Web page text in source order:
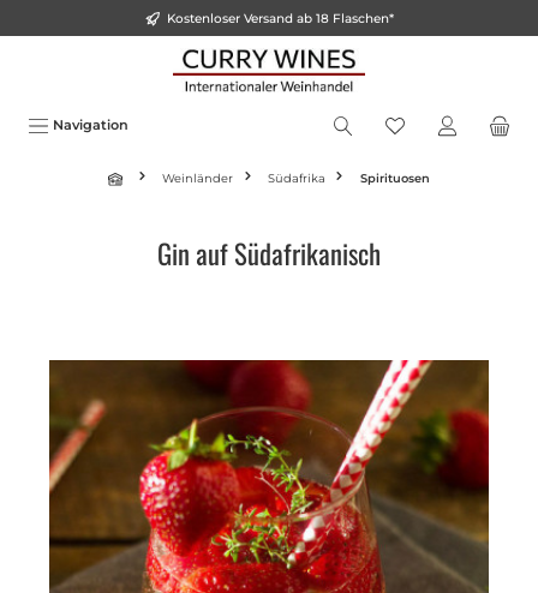
Kostenloser Versand ab 18 Flaschen*
Navigation
Weinländer Südafrika Spirituosen
Gin auf Südafrikanisch